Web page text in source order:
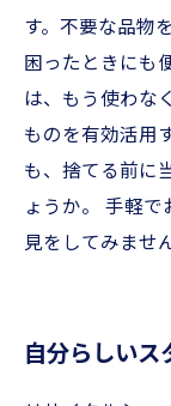
す。不要な品物
困ったときにも
は、もう使わな
ものを有効活用
も、捨てる前に
ょうか。 手軽
見をしてみませ
自分らしいス